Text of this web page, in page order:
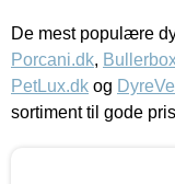
De mest populære
Porcani.dk,
PetLux.dk og
sortiment til gode